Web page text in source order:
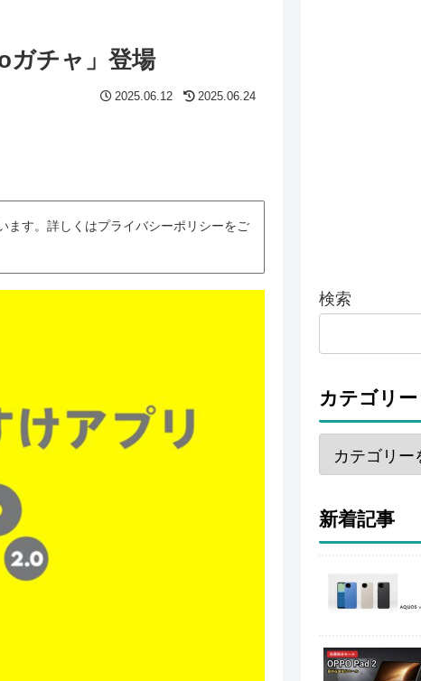
ガチャ」登場
2025.06.12 2025.06.24
ます。詳しくはプライバシーポリシーをご
検索
カテゴリー
新着記事